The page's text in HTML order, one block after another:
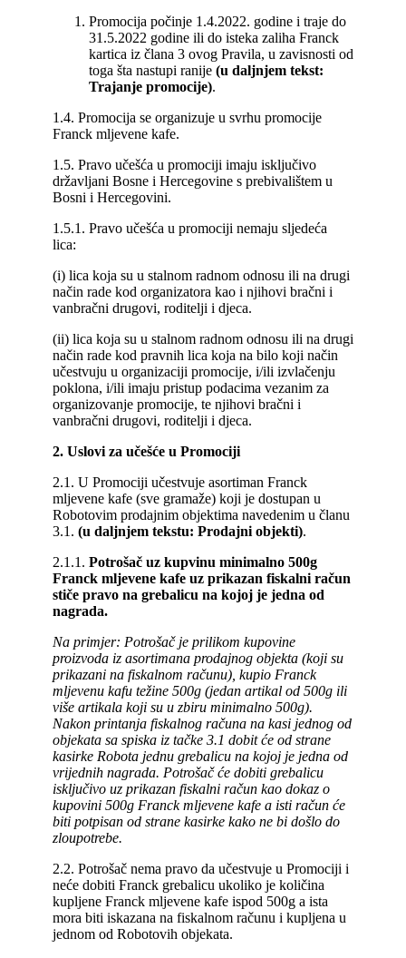
Promocija počinje 1.4.2022. godine i traje do
31.5.2022 godine ili do isteka zaliha Franck
kartica iz člana 3 ovog Pravila, u zavisnosti od
toga šta nastupi ranije (u daljnjem tekst:
Trajanje promocije).
1.4. Promocija se organizuje u svrhu promocije
Franck mljevene kafe.
1.5. Pravo učešća u promociji imaju isključivo
državljani Bosne i Hercegovine s prebivalištem u
Bosni i Hercegovini.
1.5.1. Pravo učešća u promociji nemaju sljedeća
lica:
(i) lica koja su u stalnom radnom odnosu ili na drugi
način rade kod organizatora kao i njihovi bračni i
vanbračni drugovi, roditelji i djeca.
(ii) lica koja su u stalnom radnom odnosu ili na drugi
način rade kod pravnih lica koja na bilo koji način
učestvuju u organizaciji promocije, i/ili izvlačenju
poklona, i/ili imaju pristup podacima vezanim za
organizovanje promocije, te njihovi bračni i
vanbračni drugovi, roditelji i djeca.
2. Uslovi za učešće u Promociji
2.1. U Promociji učestvuje asortiman Franck
mljevene kafe (sve gramaže) koji je dostupan u
Robotovim prodajnim objektima navedenim u članu
3.1. (u daljnjem tekstu: Prodajni objekti).
2.1.1. Potrošač uz kupvinu minimalno 500g
Franck mljevene kafe uz prikazan fiskalni račun
stiče pravo na grebalicu na kojoj je jedna od
nagrada.
Na primjer: Potrošač je prilikom kupovine
proizvoda iz asortimana prodajnog objekta (koji su
prikazani na fiskalnom računu), kupio Franck
mljevenu kafu težine 500g (jedan artikal od 500g ili
više artikala koji su u zbiru minimalno 500g).
Nakon printanja fiskalnog računa na kasi jednog od
objekata sa spiska iz tačke 3.1 dobit će od strane
kasirke Robota jednu grebalicu na kojoj je jedna od
vrijednih nagrada. Potrošač će dobiti grebalicu
isključivo uz prikazan fiskalni račun kao dokaz o
kupovini 500g Franck mljevene kafe a isti račun će
biti potpisan od strane kasirke kako ne bi došlo do
zloupotrebe.
2.2. Potrošač nema pravo da učestvuje u Promociji i
neće dobiti Franck grebalicu ukoliko je količina
kupljene Franck mljevene kafe ispod 500g a ista
mora biti iskazana na fiskalnom računu i kupljena u
jednom od Robotovih objekata.